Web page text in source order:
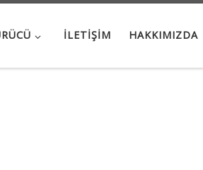
İLETIŞIM HAKKIMIZDA